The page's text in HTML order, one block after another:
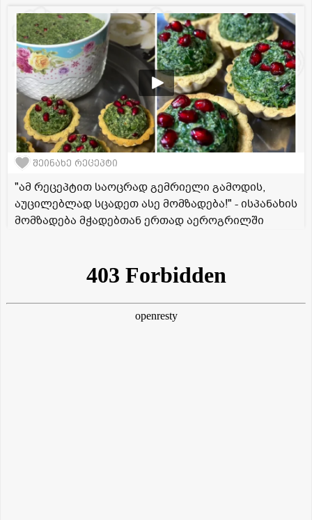
შეინახე რეცეპტი
"ამ რეცეპტით საოცრად გემრიელი გამოდის,
აუცილებლად სცადეთ ასე მომზადება!" - ისპანახის
მომზადება მჭადებთან ერთად აეროგრილში